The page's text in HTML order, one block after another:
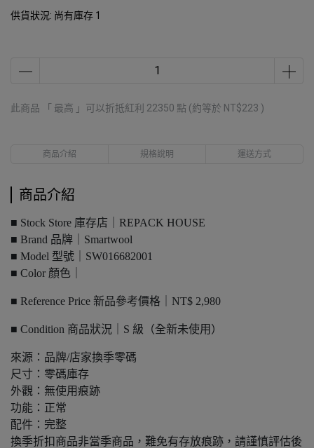
供貨狀況: 尚有庫存 1
此商品 「 最高 」可以折抵紅利 22350 點 (約等於 NT$223 )
商品介紹 規格說明 運送方式
商品介紹
■ Stock Store 庫存店｜REPACK HOUSE
■ Brand 品牌｜Smartwool
■ Model 型號｜SW016682001
■ Color 顏色｜
■ Reference Price 新品參考價格｜NT$ 2,980
■ Condition 商品狀況｜S 級（全新未使用）
來源：品牌/店家換季零碼
尺寸：零碼庫存
外觀：無使用痕跡
功能：正常
配件：完整
換季折扣商品非當季商品，難免有存放痕跡，請謹慎評估後